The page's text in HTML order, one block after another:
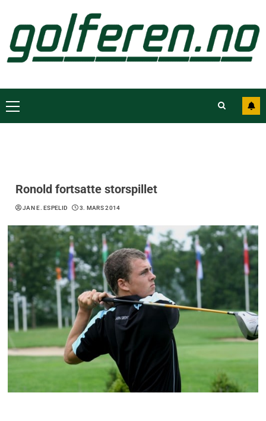
Ronold fortsatte storspillet
JAN E. ESPELID 3. MARS 2014